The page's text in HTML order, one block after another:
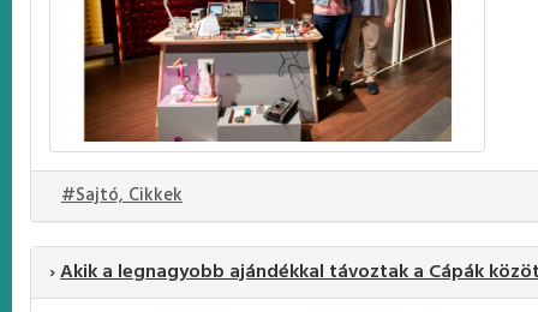
#Sajtó, Cikkek
›Akik a legnagyobb ajándékkal távoztak a Cápák